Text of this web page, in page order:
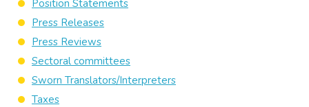
Position Statements
Press Releases
Press Reviews
Sectoral committees
Sworn Translators/Interpreters
Taxes